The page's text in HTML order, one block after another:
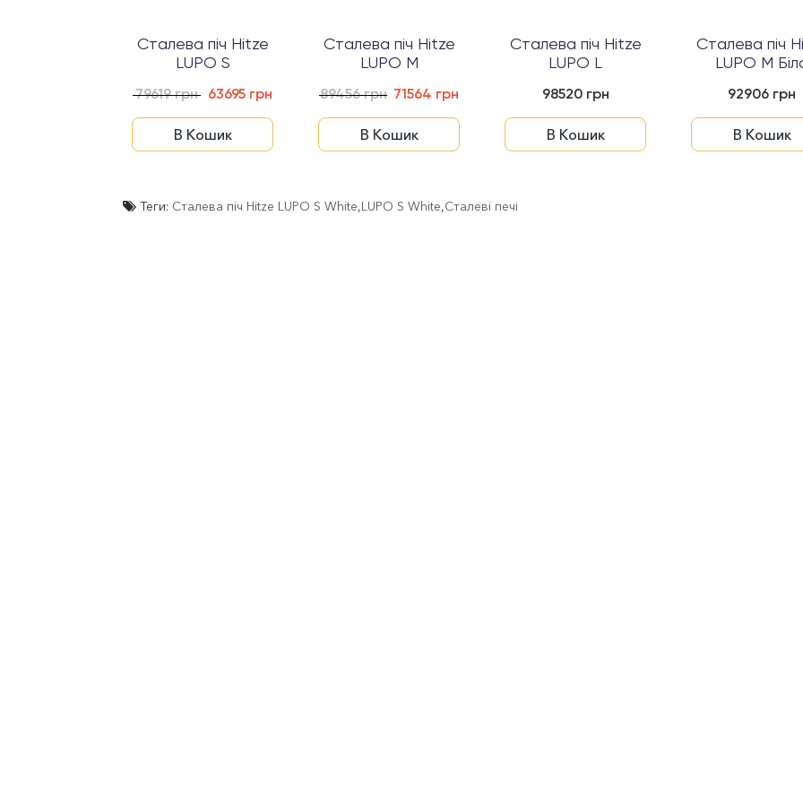
Сталева піч Hitze
LUPO S
79619 грн 63695 грн
В Кошик
Сталева піч Hitze
LUPO M
89456 грн 71564 грн
В Кошик
Сталева піч Hitze
LUPO L
98520 грн
В Кошик
Сталева піч
LUPO M
92906 грн
В Кошик
Теги: Сталева піч Hitze LUPO S White,LUPO S White,Сталеві печі